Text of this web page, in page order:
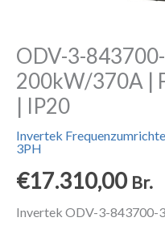
ODV-3-
200kW/370A |
| IP20
Invertek
3PH
€17.310,00 Br.
Invertek ODV-3-